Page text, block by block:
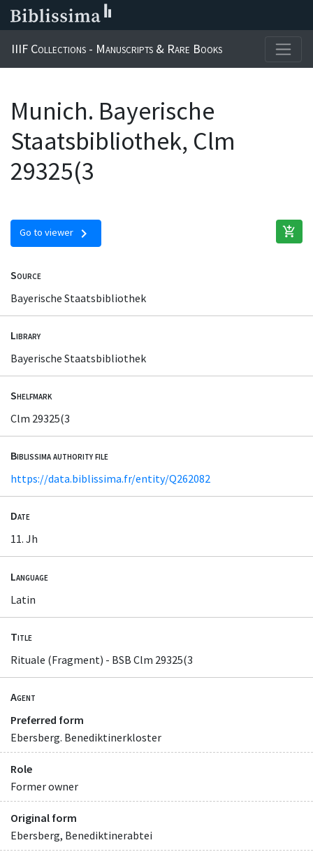
IIIF Collections - Manuscripts & Rare Books
Munich. Bayerische
Staatsbibliothek, Clm
29325(3
Go to viewer chevron_right add_shopping_cart
Source
Bayerische Staatsbibliothek
Library
Bayerische Staatsbibliothek
Shelfmark
Clm 29325(3
Biblissima authority file
https://data.biblissima.fr/entity/Q262082
Date
11. Jh
Language
Latin
Title
Rituale (Fragment) - BSB Clm 29325(3
Agent
Preferred form
Ebersberg. Benediktinerkloster
Role
Former owner
Original form
Ebersberg, Benediktinerabtei